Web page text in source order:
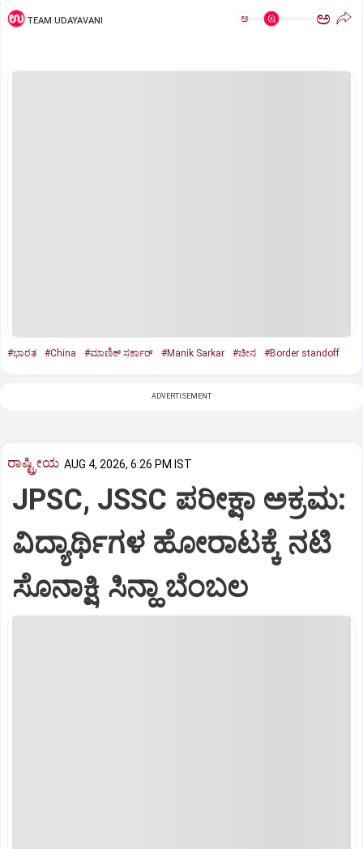
TEAM UDAYAVANI ಅ ಅ
#ಭಾರತ #China #ಮಾಣಿಕ್‌ ಸರ್ಕಾರ್‌ #Manik Sarkar #ಚೀನ #Border standoff
ADVERTISEMENT
ರಾಷ್ಟ್ರೀಯ AUG 4, 2026, 6:26 PM IST
JPSC, JSSC ಪರೀಕ್ಷಾ ಅಕ್ರಮ:
ವಿದ್ಯಾರ್ಥಿಗಳ ಹೋರಾಟಕ್ಕೆ ನಟಿ
ಸೊನಾಕ್ಷಿ ಸಿನ್ಹಾ ಬೆಂಬಲ